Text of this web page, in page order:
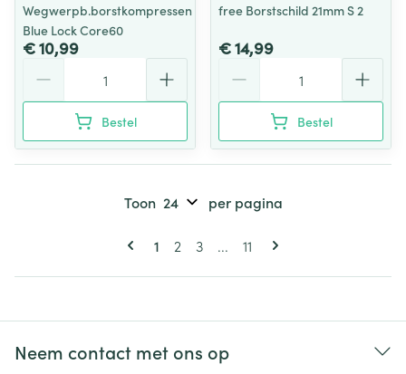
Wegwerpb.borstkompressen
Blue Lock Core60
€ 10,99
Bestel
free Borstschild 21mm S 2
€ 14,99
Bestel
Pagina's
U lees momenteel pagina
1 Pagina
2 Pagina
3 ... Pagina
11
Toon per pagina
Neem contact met ons op